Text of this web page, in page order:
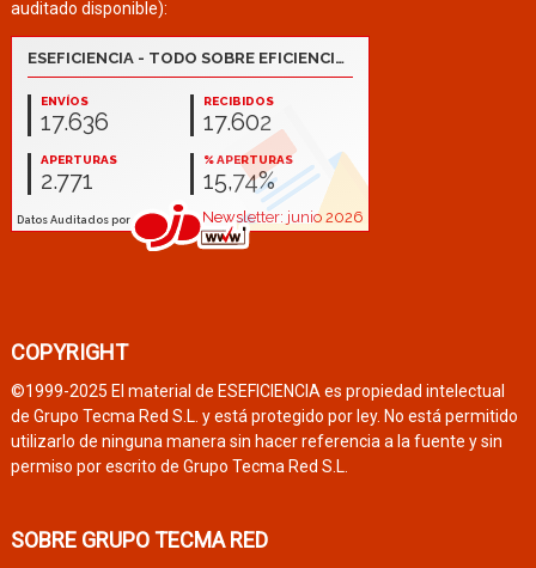
auditado disponible):
COPYRIGHT
©1999-2025 El material de ESEFICIENCIA es propiedad intelectual
de Grupo Tecma Red S.L. y está protegido por ley. No está permitido
utilizarlo de ninguna manera sin hacer referencia a la fuente y sin
permiso por escrito de Grupo Tecma Red S.L.
SOBRE GRUPO TECMA RED